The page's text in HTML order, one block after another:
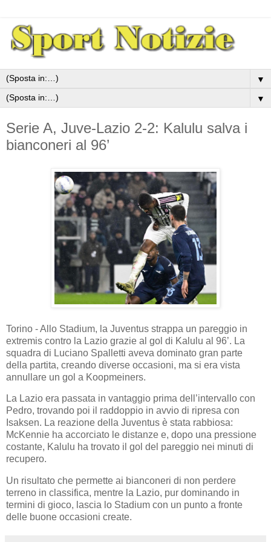
▼
▼
Serie A, Juve-Lazio 2-2: Kalulu salva i
bianconeri al 96’
Torino - Allo Stadium, la Juventus strappa un pareggio in
extremis contro la Lazio grazie al gol di Kalulu al 96’. La
squadra di Luciano Spalletti aveva dominato gran parte
della partita, creando diverse occasioni, ma si era vista
annullare un gol a Koopmeiners.
La Lazio era passata in vantaggio prima dell’intervallo con
Pedro, trovando poi il raddoppio in avvio di ripresa con
Isaksen. La reazione della Juventus è stata rabbiosa:
McKennie ha accorciato le distanze e, dopo una pressione
costante, Kalulu ha trovato il gol del pareggio nei minuti di
recupero.
Un risultato che permette ai bianconeri di non perdere
terreno in classifica, mentre la Lazio, pur dominando in
termini di gioco, lascia lo Stadium con un punto a fronte
delle buone occasioni create.